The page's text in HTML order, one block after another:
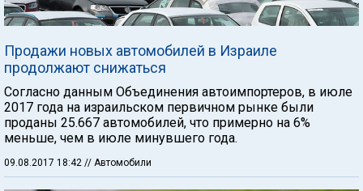
Продажи новых автомобилей в Израиле
продолжают снижаться
Согласно данным Объединения автоимпортеров, в июле
2017 года на израильском первичном рынке были
проданы 25.667 автомобилей, что примерно на 6%
меньше, чем в июле минувшего года.
09.08.2017 18:42 // Автомобили